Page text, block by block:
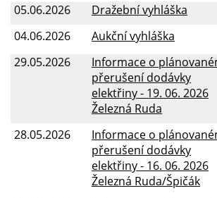
05.06.2026
Dražební vyhláška
04.06.2026
Aukční vyhláška
29.05.2026
Informace o
přerušení dodávky
elektřiny - 19. 06. 2026
Železná Ruda
28.05.2026
Informace o
přerušení dodávky
elektřiny - 16. 06. 2026
Železná Ruda/Špičák